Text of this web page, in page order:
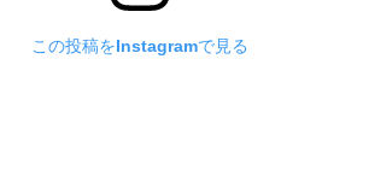
この投稿をInstagramで見る